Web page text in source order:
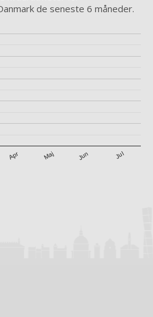
de seneste 6 måneder.
Apr Maj Jun Jul